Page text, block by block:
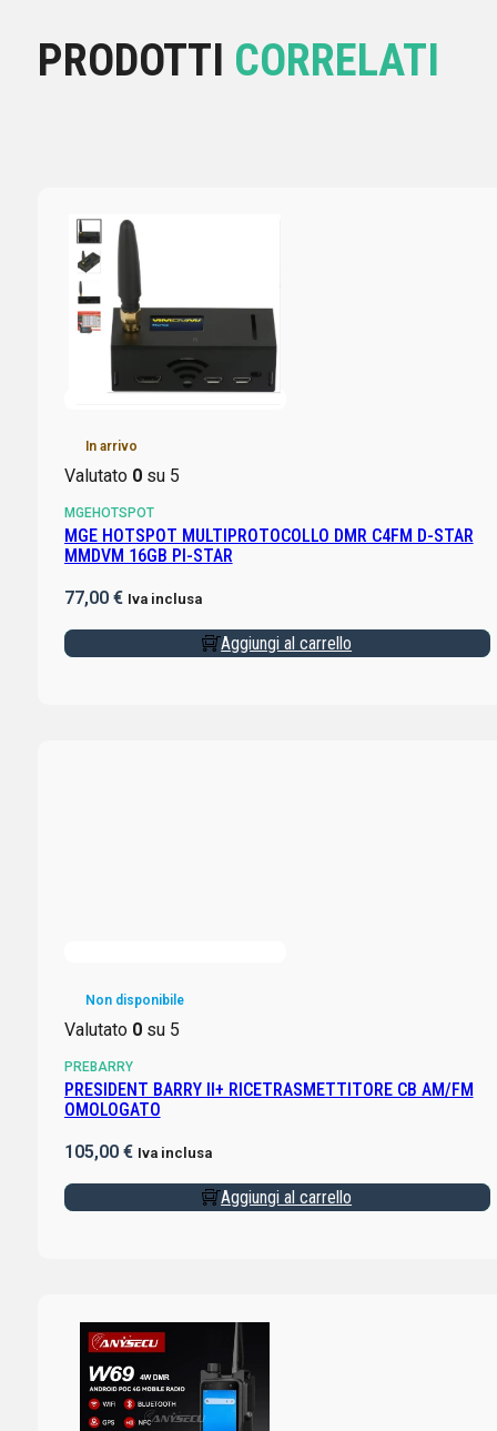
PRODOTTI CORRELATI
In arrivo
Valutato 0su 5
MGEHOTSPOT
MGE HOTSPOT MULTIPROTOCOLLO DMR C4FM D-STAR
MMDVM 16GB PI-STAR
77,00 € Iva inclusa
Aggiungi al carrello
Non disponibile
Valutato 0su 5
PREBARRY
PRESIDENT BARRY II+ RICETRASMETTITORE CB AM/FM
OMOLOGATO
105,00 € Iva inclusa
Aggiungi al carrello